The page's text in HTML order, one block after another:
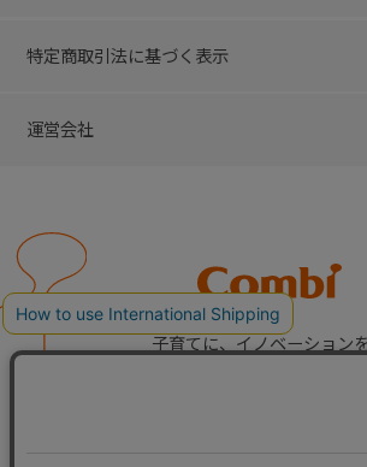
特定商取引法に基づく表示
運営会社
子育てに、イノベーションを